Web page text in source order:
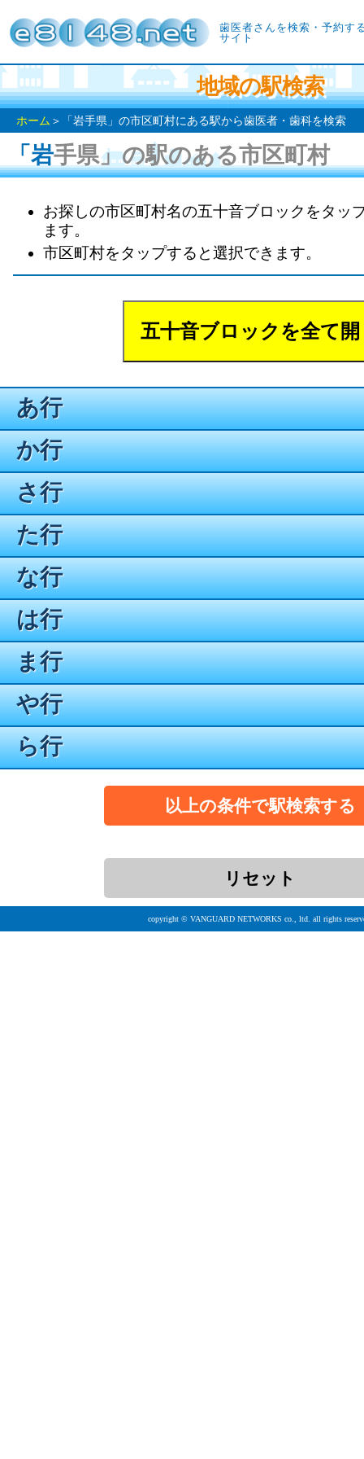
歯医者さんを検索・予約す
サイト
地域の駅検索
ホーム ＞「岩手県」の市区町村にある駅から歯医者・歯科を検索
「岩手県」の駅のある市区町村
お探しの市区町村名の五十音ブロックをタッ
ます。
市区町村をタップすると選択できます。
あ行
か行
さ行
た行
な行
は行
ま行
や行
ら行
copyright © VANGUARD NETWORKS co., ltd. all rights